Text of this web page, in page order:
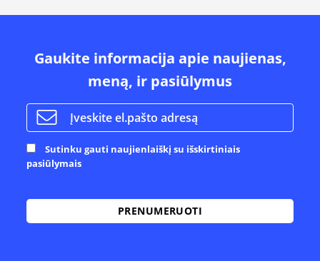
Gaukite informacija apie naujienas,
meną, ir pasiūlymus
Sutinku gauti naujienlaiškį su išskirtiniais
pasiūlymais